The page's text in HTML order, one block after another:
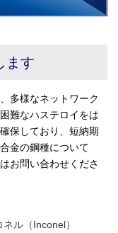
ます
多様なネットワーク
難なハステロイをは
保しており、短納期
金の鋼種について
お問い合わせくださ
ネル（Inconel）